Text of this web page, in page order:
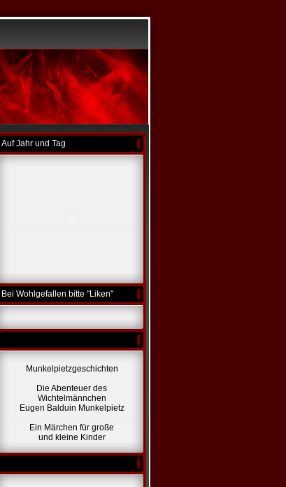
Auf Jahr und Tag
Bei Wohlgefallen bitte "Liken"
Munkelpietzgeschichten
Die Abenteuer des
Wichtelmännchen
Eugen Balduin Munkelpietz
Ein Märchen für große
und kleine Kinder